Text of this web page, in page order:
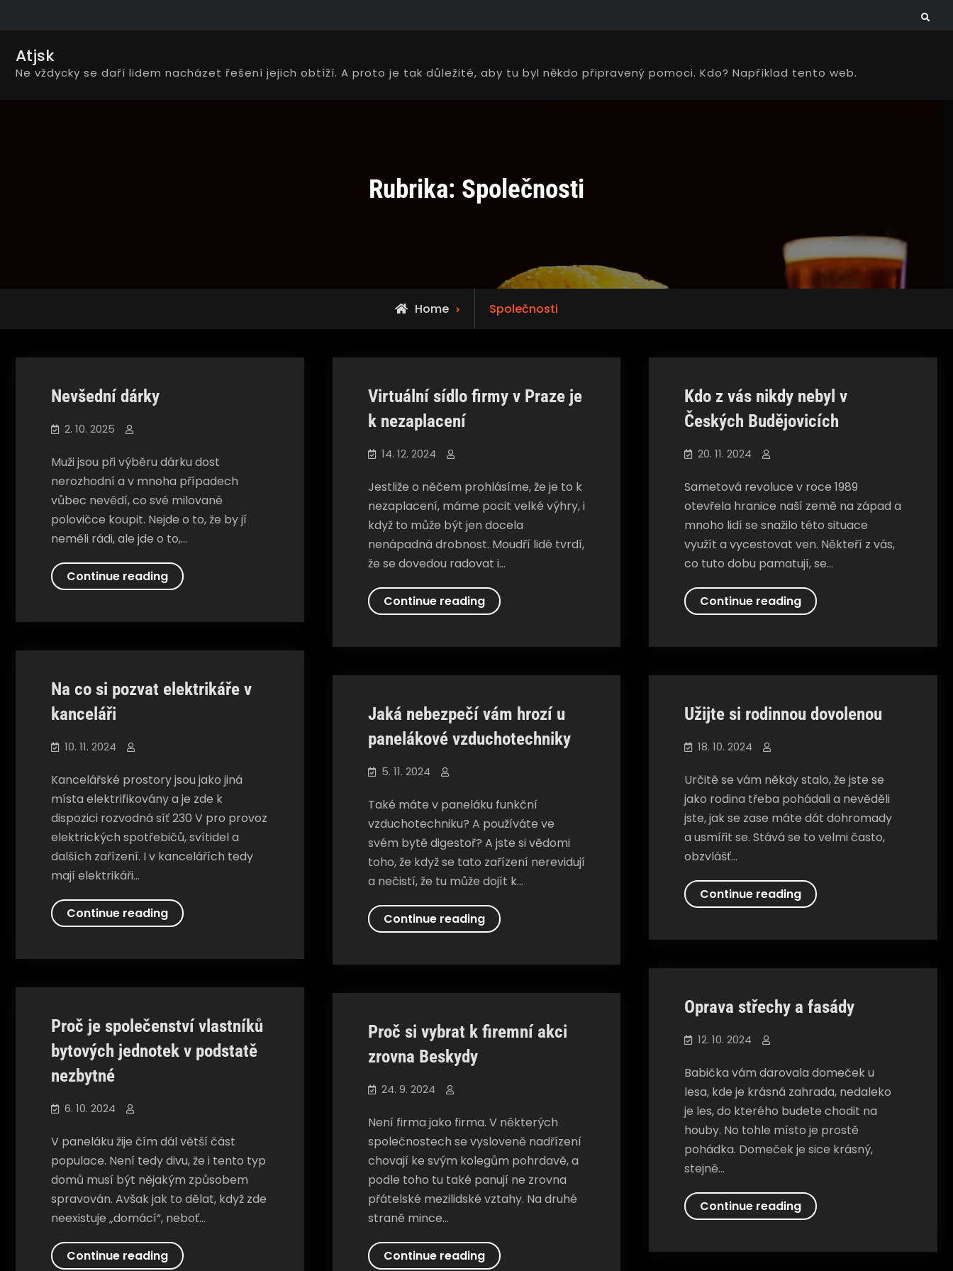
content
Search
Atjsk
Ne vždycky se daří lidem nacházet řešení jejich obtíží. A proto je tak důležité, aby tu byl někdo připravený pomoci. Kdo? Například tento web.
Rubrika: Společnosti
Home
Archive
Společnosti
Nevšední dárky
2. 10. 2025
Muži jsou při výběru dárku dost
nerozhodní a v mnoha případech
vůbec nevědí, co své milované
polovičce koupit. Nejde o to, že by jí
neměli rádi, ale jde o to,…
Continue readingNevšední
dárky
Virtuální sídlo firmy v Praze je
k nezaplacení
14. 12. 2024
Jestliže o něčem prohlásíme, že je to k
nezaplacení, máme pocit velké výhry, i
když to může být jen docela
nenápadná drobnost. Moudří lidé tvrdí,
že se dovedou radovat i…
Continue readingVirtuální
sídlo
Praze
k
nezaplacení
Kdo z vás nikdy nebyl v
Českých Budějovicích
20. 11. 2024
Sametová revoluce v roce 1989
otevřela hranice naší země na západ a
mnoho lidí se snažilo této situace
využít a vycestovat ven. Někteří z vás,
co tuto dobu pamatují, se…
Continue readingKdo
z
nebyl
Českých
Společnosti
Na co si pozvat elektrikáře v
kanceláři
10. 11. 2024
Kancelářské prostory jsou jako jiná
místa elektrifikovány a je zde k
dispozici rozvodná síť 230 V pro provoz
elektrických spotřebičů, svítidel a
dalších zařízení. I v kancelářích tedy
mají elektrikáři…
Continue readingNa
co
elektrikáře
kanceláři
Společnosti
Jaká nebezpečí vám hrozí u
panelákové vzduchotechniky
5. 11. 2024
Také máte v paneláku funkční
vzduchotechniku? A používáte ve
svém bytě digestoř? A jste si vědomi
toho, že když se tato zařízení nerevidují
a nečistí, že tu může dojít k…
Continue readingJaká
nebezpečí
u
vzduchotechniky
Společnosti
Užijte si rodinnou dovolenou
18. 10. 2024
Určitě se vám někdy stalo, že jste se
jako rodina třeba pohádali a nevěděli
jste, jak se zase máte dát dohromady
a usmířit se. Stává se to velmi často,
obzvlášť…
Continue readingUžijte
si
Společnosti
Oprava střechy a fasády
12. 10. 2024
Babička vám darovala domeček u
lesa, kde je krásná zahrada, nedaleko
je les, do kterého budete chodit na
houby. No tohle místo je prostě
pohádka. Domeček je sice krásný,
stejně…
Continue readingOprava
střechy
Společnosti
Proč je společenství vlastníků
bytových jednotek v podstatě
nezbytné
6. 10. 2024
V paneláku žije čím dál větší část
populace. Není tedy divu, že i tento typ
domů musí být nějakým způsobem
spravován. Avšak jak to dělat, když zde
neexistuje „domácí“, neboť…
Continue readingProč
Společnosti
Proč si vybrat k firemní akci
zrovna Beskydy
24. 9. 2024
Není firma jako firma. V některých
společnostech se vysloveně nadřízení
chovají ke svým kolegům pohrdavě, a
podle toho tu také panují ne zrovna
přátelské mezilidské vztahy. Na druhé
straně mince…
Continue readingProč
Společnosti